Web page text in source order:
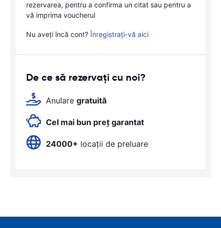
rezervarea, pentru a confirma un citat sau pentru a
vă imprima voucherul
Nu aveți încă cont? Înregistrați-vă aici
De ce să rezervați cu noi?
Anulare gratuită
Cel mai bun preț garantat
24000+ locații de preluare